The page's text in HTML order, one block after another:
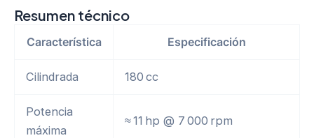
$1.875,00.
$1.720,00.
Resumen técnico
Característica Especificación
Cilindrada 180 cc
Potencia
máxima
≈ 11 hp @ 7 000 rpm